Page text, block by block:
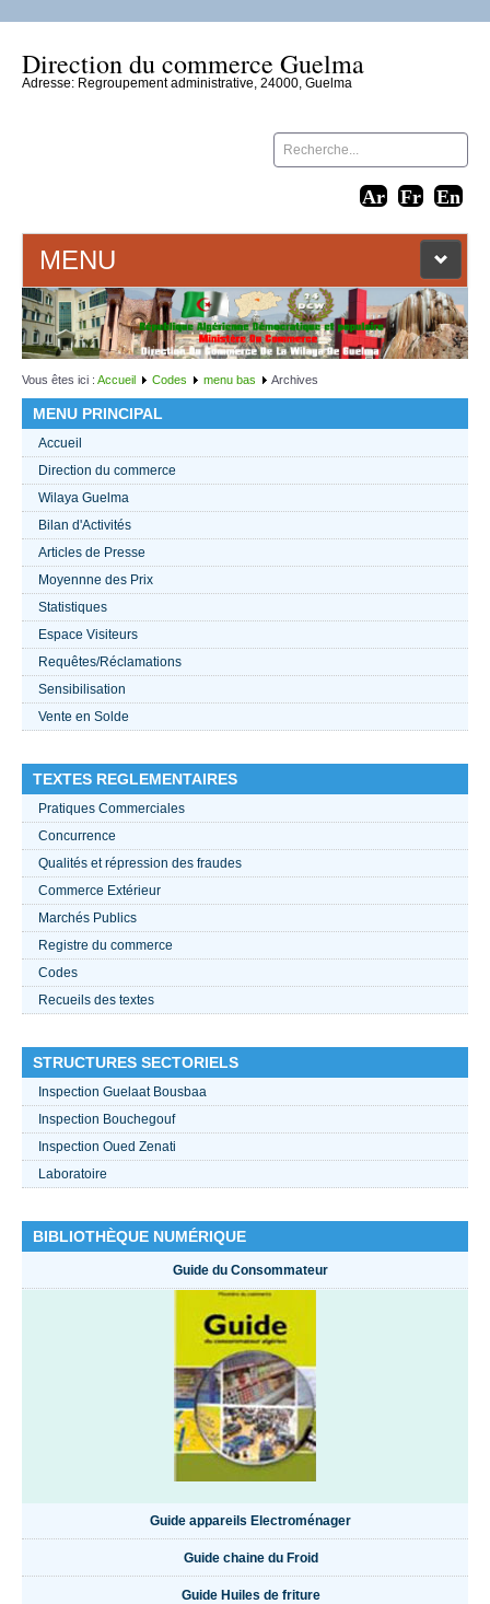
Direction du commerce Guelma
Adresse: Regroupement administrative, 24000, Guelma
MENU
ACCUEIL
LIENS WEB
CONTACT
TEXTES 2021
ACTUALITÉS 2021
????
Vous êtes ici : Accueil Codes menu bas Archives
MENU PRINCIPAL
Accueil
Direction du commerce
Wilaya Guelma
Bilan d'Activités
Articles de Presse
Moyennne des Prix
Statistiques
Espace Visiteurs
Requêtes/Réclamations
Sensibilisation
Vente en Solde
TEXTES REGLEMENTAIRES
Pratiques Commerciales
Concurrence
Qualités et répression des fraudes
Commerce Extérieur
Marchés Publics
Registre du commerce
Codes
Recueils des textes
STRUCTURES SECTORIELS
Inspection Guelaat Bousbaa
Inspection Bouchegouf
Inspection Oued Zenati
Laboratoire
BIBLIOTHÈQUE NUMÉRIQUE
Guide du Consommateur
Guide appareils Electroménager
Guide chaine du Froid
Guide Huiles de friture